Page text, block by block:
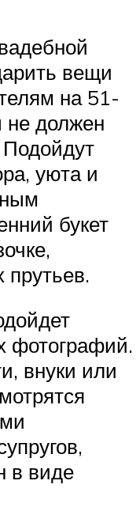
вещи
на 51-
должен
уюта и
букет
прутьев.
фотографий.
внуки или
в виде